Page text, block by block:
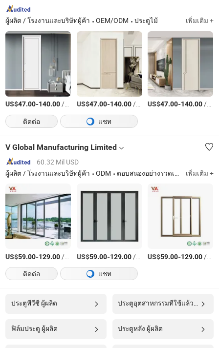
ผู้ผลิต / โรงงานและบริษัทผู้ค้า OEM/ODM ประตูไม้ เพิ่มเติม +
US$47.00-140.00/บางส่วน US$47.00-140.00/บางส่วน US$47.00-140.00/บางส่วน
ติดต่อ
แชท
V Global Manufacturing Limited
60.32 Mil USD
ผู้ผลิต / โรงงานและบริษัทผู้ค้า
ODM ตอบสนองอย่างรวดเร็ว เพิ่มเติม +
US$59.00-129.00/ตารางเมตร US$59.00-129.00/ตารางเมตร US$59.00-129.00/ตารางเมตร
ติดต่อ
แชท
ประตูพีวีซี ผู้ผลิต
ฟิล์มประตู ผู้ผลิต ประตูหลัง ผู้ผลิต